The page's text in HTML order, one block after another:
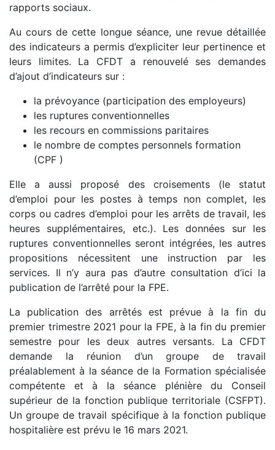
rapports sociaux.
Au cours de cette longue séance, une revue détaillée
des indicateurs a permis d’expliciter leur pertinence et
leurs limites. La CFDT a renouvelé ses demandes
d’ajout d’indicateurs sur :
la prévoyance (participation des employeurs)
les ruptures conventionnelles
les recours en commissions paritaires
le nombre de comptes personnels formation
(CPF )
Elle a aussi proposé des croisements (le statut
d’emploi pour les postes à temps non complet, les
corps ou cadres d’emploi pour les arrêts de travail, les
heures supplémentaires, etc.). Les données sur les
ruptures conventionnelles seront intégrées, les autres
propositions nécessitent une instruction par les
services. Il n’y aura pas d’autre consultation d’ici la
publication de l’arrêté pour la FPE.
La publication des arrêtés est prévue à la fin du
premier trimestre 2021 pour la FPE, à la fin du premier
semestre pour les deux autres versants. La CFDT
demande la réunion d’un groupe de travail
préalablement à la séance de la Formation spécialisée
compétente et à la séance plénière du Conseil
supérieur de la fonction publique territoriale (CSFPT).
Un groupe de travail spécifique à la fonction publique
hospitalière est prévu le 16 mars 2021.